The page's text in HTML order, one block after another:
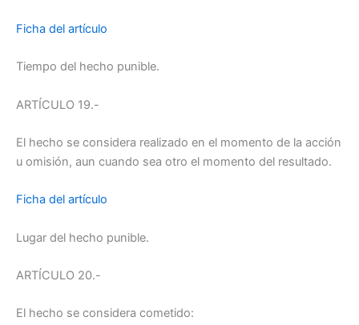
Ficha del artículo
Tiempo del hecho punible.
ARTÍCULO 19.-
El hecho se considera realizado en el momento de la acción
u omisión, aun cuando sea otro el momento del resultado.
Ficha del artículo
Lugar del hecho punible.
ARTÍCULO 20.-
El hecho se considera cometido: